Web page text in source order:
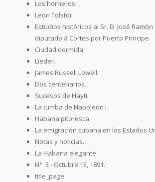
Los horneros.
León Tolstoï.
Estudios históricos al Sr. D. José
diputado á Cortes por Puerto Príncipe.
Ciudad dormida.
Lieder.
James Russell Lowell.
Dos centenarios.
Sucesos de Hayti.
La tumba de Napoleón I.
Habana pitoresca.
La emigración cubana en los Estados
Notas y noticias.
La Habana elegante
N°. 3 - Octubre 15, 1891.
title_page